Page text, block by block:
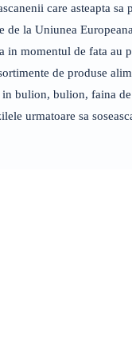
care asteapta sa
de la Uniunea
in momentul de fata au
de produse
in bulion, bulion, faina
urmatoare sa